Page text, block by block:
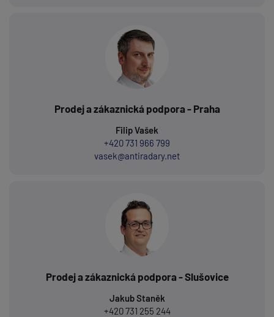
Prodej a zákaznická podpora - Praha
Filip Vašek
+420 731 966 799
vasek@antiradary.net
Prodej a zákaznická podpora - Slušovice
Jakub Staněk
+420 731 255 244